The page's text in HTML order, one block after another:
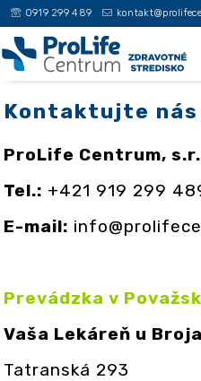
0919 299 489
Kontaktujte nás
ProLife Centrum,
Tel.: +421 919 299
E-mail:
Prevádzka v
Vaša Lekáreň u Broja
Tatranská 293